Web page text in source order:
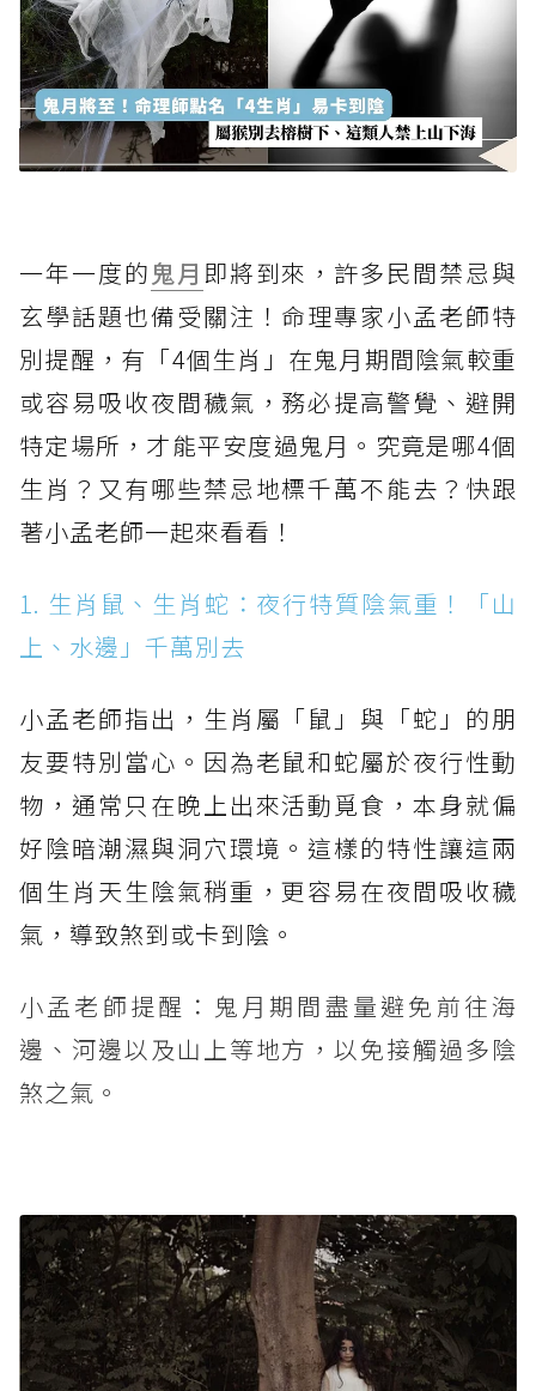
一年一度的 鬼月 即將到來，許多民間禁忌與
玄學話題也備受關注！命理專家小孟老師特
別提醒，有「4個生肖」在鬼月期間陰氣較重
或容易吸收夜間穢氣，務必提高警覺、避開
特定場所，才能平安度過鬼月。究竟是哪4個
生肖？又有哪些禁忌地標千萬不能去？快跟
著小孟老師一起來看看！
1. 生肖鼠、生肖蛇：夜行特質陰氣重！「山
上、水邊」千萬別去
小孟老師指出，生肖屬「鼠」與「蛇」的朋
友要特別當心。因為老鼠和蛇屬於夜行性動
物，通常只在晚上出來活動覓食，本身就偏
好陰暗潮濕與洞穴環境。這樣的特性讓這兩
個生肖天生陰氣稍重，更容易在夜間吸收穢
氣，導致煞到或卡到陰。
小孟老師提醒：鬼月期間盡量避免前往海
邊、河邊以及山上等地方，以免接觸過多陰
煞之氣。